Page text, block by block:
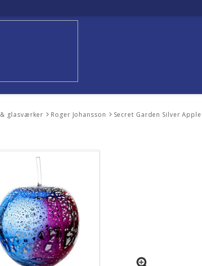
glasværker Roger Johansson Secret Garden Silver